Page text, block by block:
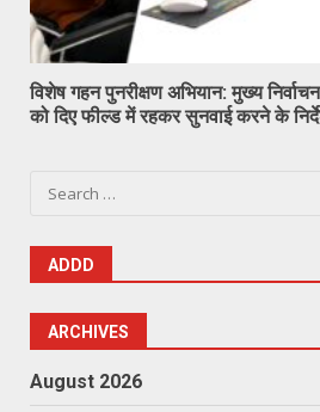
विशेष गहन पुनरीक्षण अभियान: मुख्य
को दिए फील्ड में रहकर सुनवाई करने के
Search
ADDD
ARCHIVES
August 2026